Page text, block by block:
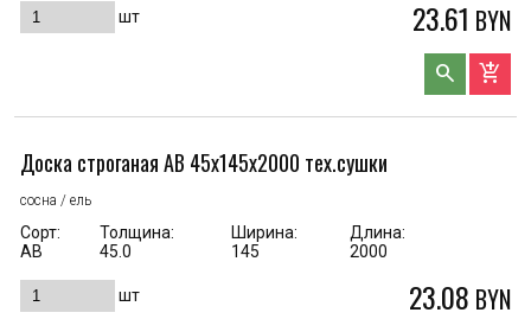
шт 23.61 BYN
search add_shopping_cart
Доска строганая AB 45x145x2000 тех.сушки
сосна / ель
Сорт:
АВ
Толщина:
45.0
Ширина:
145
Длина:
2000
шт 23.08 BYN